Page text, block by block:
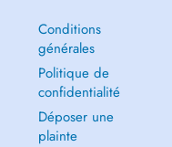
Conditions
générales
Politique de
confidentialité
Déposer une
plainte